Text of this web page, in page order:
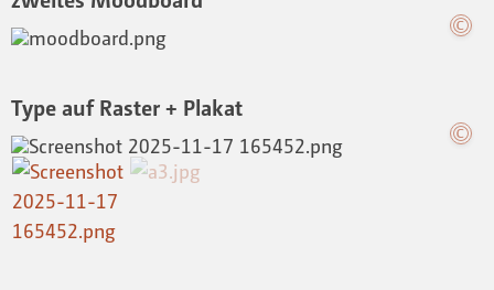
Type auf Raster + Plakat